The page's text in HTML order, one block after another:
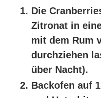
Die
Zitronat in
mit dem Rum
durchziehen
über Nacht).
Backofen auf